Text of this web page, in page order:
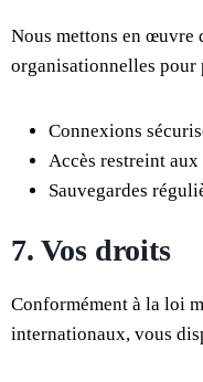
Nous mettons en œuvre
organisationnelles pour
Connexions
Accès restreint aux
Sauvegardes
7. Vos droits
Conformément à la loi
internationaux, vous